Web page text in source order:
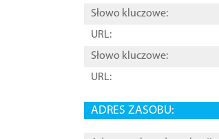
Słowo kluczowe:
URL:
Słowo kluczowe:
URL:
ADRES ZASOBU: